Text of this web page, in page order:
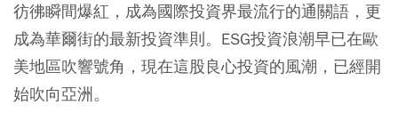
彷彿瞬間爆紅，成為國際投資界最流行的通關語，更
成為華爾街的最新投資準則。ESG投資浪潮早已在歐
美地區吹響號角，現在這股良心投資的風潮，已經開
始吹向亞洲。